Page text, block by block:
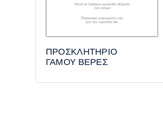
ΠΡΟΣΚΛΗΤΗΡΙΟ
ΓΑΜΟΥ ΒΕΡΕΣ